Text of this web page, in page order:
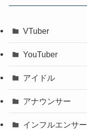
VTuber
YouTuber
アイドル
アナウンサー
インフルエンサー